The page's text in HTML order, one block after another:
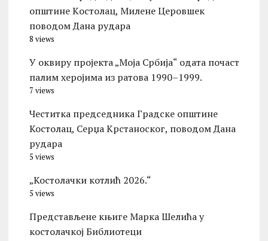
општине Kостолац, Милене Церовшек
поводом Дана рудара
8 views
У оквиру пројекта „Моја Србија“ одата почаст
палим херојима из ратова 1990–1999.
7 views
Честитка председника Градске општине
Костолац, Серџа Крстаноског, поводом Дана
рудара
5 views
„Костолачки котлић 2026.“
5 views
Представљене књиге Марка Шелића у
костолачкој Библиотеци